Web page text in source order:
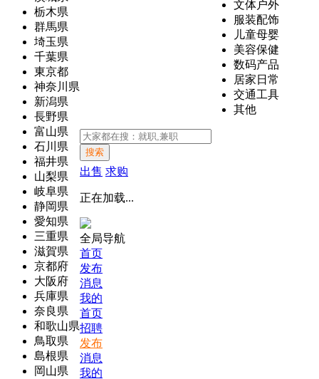
栃木県
群馬県
埼玉県
千葉県
東京都
神奈川県
新潟県
長野県
富山県
石川県
福井県
山梨県
岐阜県
静岡県
愛知県
三重県
滋賀県
京都府
大阪府
兵庫県
奈良県
和歌山県
鳥取県
島根県
岡山県
文体户外
服装配饰
儿童母婴
美容保健
数码产品
居家日常
交通工具
其他
搜索
出售 求购
正在加载...
全局导航
首页
发布
消息
我的
首页
招聘
发布
消息
我的